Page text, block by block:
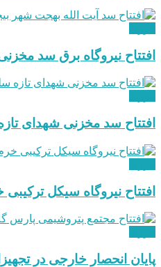
افتتاح نیروگاه برق سد
افتتاح سد مخزنی شهدای
افتتاح نیروگاه سیکل ترکیبی
پایان انحصار خارجی در